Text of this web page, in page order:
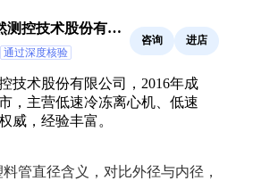
测控技术股份有限
通过深度核验
咨询 进店
技术股份有限公司，2016年成
，主营低速冷冻离心机、低速
威，经验丰富。
管直径含义，对比外径与内径，